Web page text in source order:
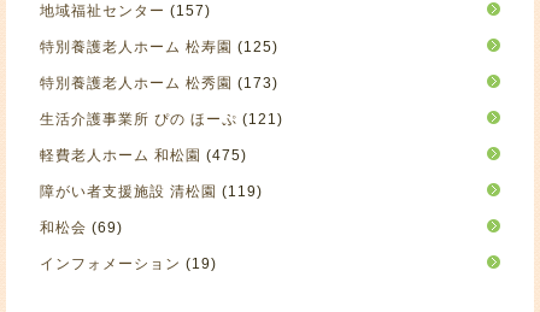
地域福祉センター (157)
特別養護老人ホーム 松寿園 (125)
特別養護老人ホーム 松秀園 (173)
生活介護事業所 ぴの ほーぷ (121)
軽費老人ホーム 和松園 (475)
障がい者支援施設 清松園 (119)
和松会 (69)
インフォメーション (19)